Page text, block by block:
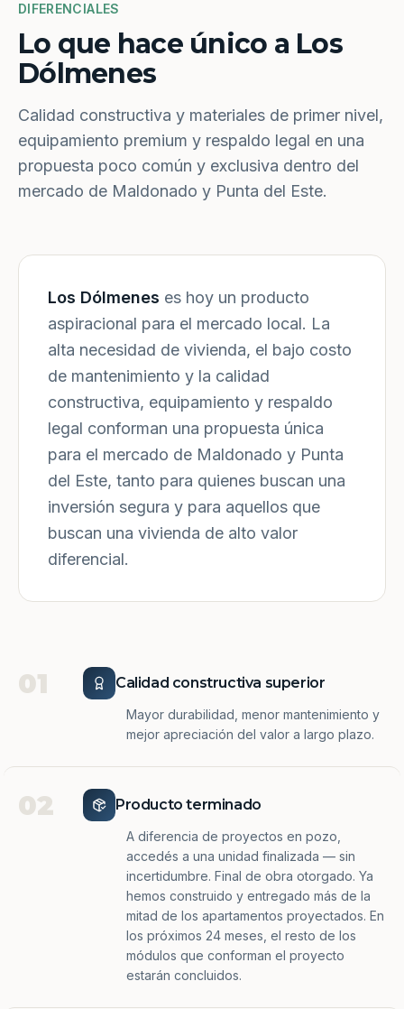
DIFERENCIALES
Lo que hace único a Los
Dólmenes
Calidad constructiva y materiales de primer nivel,
equipamiento premium y respaldo legal en una
propuesta poco común y exclusiva dentro del
mercado de Maldonado y Punta del Este.
Los Dólmenes es hoy un producto
aspiracional para el mercado local. La
alta necesidad de vivienda, el bajo costo
de mantenimiento y la calidad
constructiva, equipamiento y respaldo
legal conforman una propuesta única
para el mercado de Maldonado y Punta
del Este, tanto para quienes buscan una
inversión segura y para aquellos que
buscan una vivienda de alto valor
diferencial.
01 Calidad constructiva superior
Mayor durabilidad, menor mantenimiento y
mejor apreciación del valor a largo plazo.
02 Producto terminado
A diferencia de proyectos en pozo,
accedés a una unidad finalizada — sin
incertidumbre. Final de obra otorgado. Ya
hemos construido y entregado más de la
mitad de los apartamentos proyectados. En
los próximos 24 meses, el resto de los
módulos que conforman el proyecto
estarán concluidos.